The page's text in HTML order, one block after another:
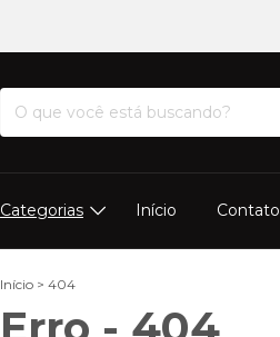
Categorias Início Contato
Início > 404